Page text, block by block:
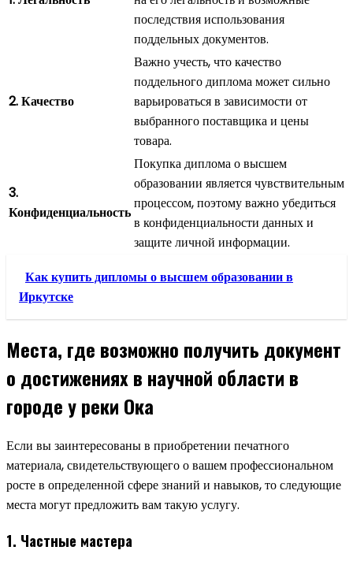
последствия использования
поддельных документов.
2. Качество
Важно учесть, что качество
поддельного диплома может сильно
варьироваться в зависимости от
выбранного поставщика и цены
товара.
3.
Конфиденциальность
Покупка диплома о высшем
образовании является чувствительным
процессом, поэтому важно убедиться
в конфиденциальности данных и
защите личной информации.
Как купить дипломы о высшем образовании в
Иркутске
Места, где возможно получить документ
о достижениях в научной области в
городе у реки Ока
Если вы заинтересованы в приобретении печатного
материала, свидетельствующего о вашем профессиональном
росте в определенной сфере знаний и навыков, то следующие
места могут предложить вам такую услугу.
1. Частные мастера